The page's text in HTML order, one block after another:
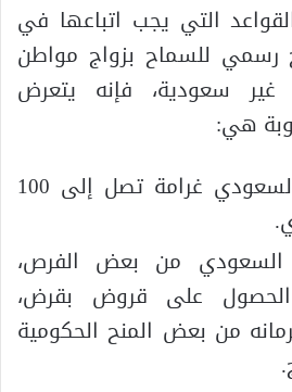
التي يجب اتباعها في
رسمي للسماح بزواج مواطن
سعودية، فإنه يتعرض
هي:
دفع المواطن السعودي غرامة تصل إلى 100
السعودي من بعض الفرص،
على قروض بقرض،
من بعض المنح الحكومية